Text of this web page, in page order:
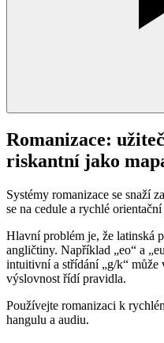
Romanizace:
riskantní jako
Systémy romanizace se snaží
se na cedule a rychlé
Hlavní problém je, že latinská
angličtiny. Například „eo“ a
intuitivní a střídání „g/k“ může
výslovnost řídí pravidla.
Používejte romanizaci k
hangulu a audiu.